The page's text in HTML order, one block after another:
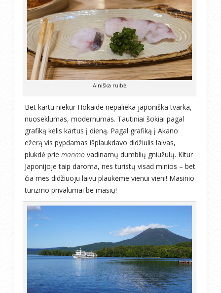
Ainiška ruibė
Bet kartu niekur Hokaide nepalieka japoniška tvarka,
nuoseklumas, modernumas. Tautiniai šokiai pagal
grafiką kelis kartus į dieną. Pagal grafiką į Akano
ežerą vis pypdamas išplaukdavo didžiulis laivas,
plukdė prie marimo vadinamų dumblių gniužulų. Kitur
Japonijoje taip daroma, nes turistų visad minios – bet
čia mes didžiuoju laivu plaukėme vienui vieni! Masinio
turizmo privalumai be masių!